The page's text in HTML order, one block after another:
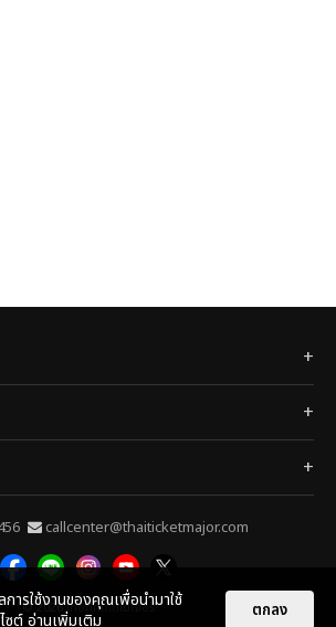
callcenter@thaiticketmajor.com
© 2026ไทยทิคเก็ตเมเจอร์
การใช้งานของคุณเพื่อนำมาใช้
ซต์อ่านเพิ่มเติม ตกลง